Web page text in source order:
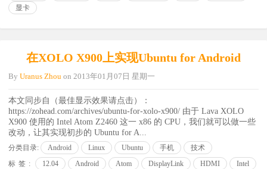
显卡
在XOLO X900上实现Ubuntu for Android
By Uranus Zhou on 2013年01月07日 星期一
本文同步自（最佳显示效果请点击）：
https://zohead.com/archives/ubuntu-for-xolo-x900/ 由于 Lava XOLO
X900 使用的 Intel Atom Z2460 这一 x86 的 CPU，我们就可以做一些
改动，让其实现初步的 Ubuntu for A...
分类目录: Android Linux Ubuntu 手机
技术
标签:
12.04 Android Atom DisplayLink HDMI
Intel